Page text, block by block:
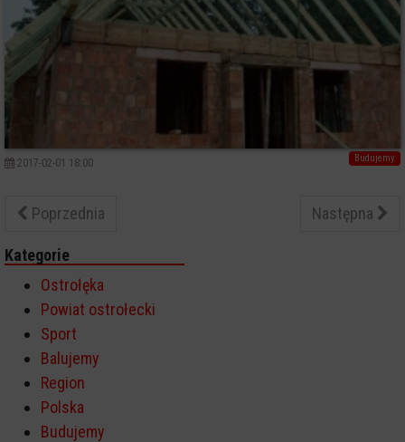
Budujemy
2017-02-01 18:00
Poprzednia Następna
Kategorie
Ostrołęka
Powiat ostrołecki
Sport
Balujemy
Region
Polska
Budujemy